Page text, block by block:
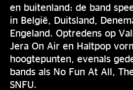
en buitenland: de band
in België, Duitsland,
Engeland. Optredens op
Jera On Air en Haltpop
hoogtepunten, evenals
bands als No Fun At All,
SNFU.